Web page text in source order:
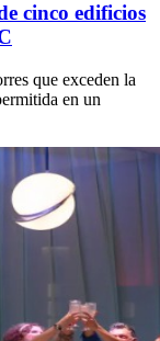
cinco edificios
que exceden la
en un